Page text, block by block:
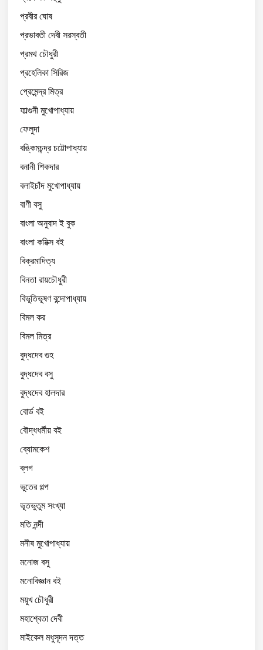
প্রবীর ঘোষ
প্রভাবতী দেবী সরস্বতী
প্রমথ চৌধুরী
প্রহেলিকা সিরিজ
প্রেমেন্দ্র মিত্র
ফাল্গুনী মুখোপাধ্যায়
ফেলুদা
বঙ্কিমচন্দ্র চট্টোপাধ্যায়
বনানী শিকদার
বলাইচাঁদ মুখোপাধ্যায়
বাণী বসু
বাংলা অনুবাদ ই বুক
বাংলা কমিক্স বই
বিক্রমাদিত্য
বিনতা রায়চৌধুরী
বিভূতিভূষণ বন্দোপাধ্যায়
বিমল কর
বিমল মিত্র
বুদ্ধদেব গুহ
বুদ্ধদেব বসু
বুদ্ধদেব হালদার
বোর্ড বই
বৌদ্ধধর্মীয় বই
ব্যোমকেশ
ব্লগ
ভুতের গল্প
ভূতভুতুম সংখ্যা
মতি নন্দী
মনীষ মুখোপাধ্যায়
মনোজ বসু
মনোবিজ্ঞান বই
ময়ুখ চৌধুরী
মহাশ্বেতা দেবী
মাইকেল মধুসূদন দত্ত